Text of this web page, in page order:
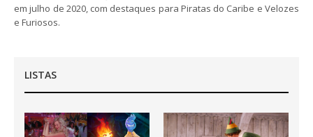
em julho de 2020, com destaques para Piratas do Caribe e Velozes
e Furiosos.
LISTAS